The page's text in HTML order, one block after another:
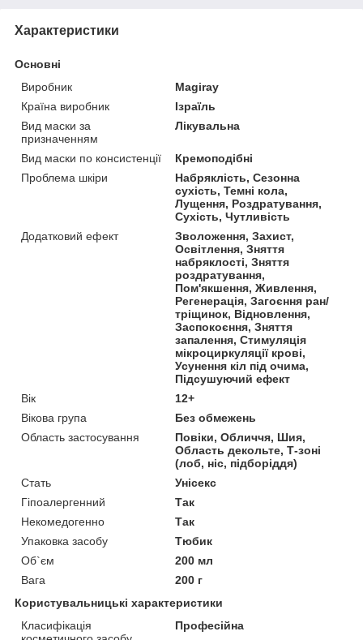
Характеристики
Основні
Виробник
Magiray
Країна виробник
Ізраїль
Вид маски за
призначенням
Лікувальна
Вид маски по консистенції
Кремоподібні
Проблема шкіри
Набряклість, Сезонна
сухість, Темні кола,
Лущення, Роздратування,
Сухість, Чутливість
Додатковий ефект
Зволоження, Захист,
Освітлення, Зняття
набряклості, Зняття
роздратування,
Пом'якшення, Живлення,
Регенерація, Загоєння ран/
тріщинок, Відновлення,
Заспокоєння, Зняття
запалення, Стимуляція
мікроциркуляції крові,
Усунення кіл під очима,
Підсушуючий ефект
Вік
12+
Вікова група
Без обмежень
Область застосування
Повіки, Обличчя, Шия,
Область декольте, Т-зоні
(лоб, ніс, підборіддя)
Стать
Унісекс
Гіпоалергенний
Так
Некомедогенно
Так
Упаковка засобу
Тюбик
Об`єм
200 мл
Вага
200 г
Користувальницькі характеристики
Класифікація
Професійна